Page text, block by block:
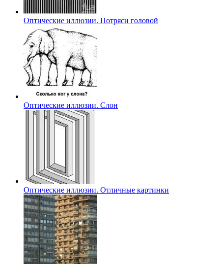
Оптические иллюзии. Потряси головой
Оптические иллюзии. Слон
Оптические иллюзии. Отличные картинки